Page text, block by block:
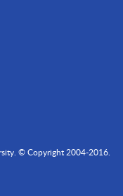
© Copyright 2004-2016.